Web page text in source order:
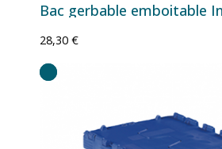
Bac gerbable emboitable
28,30 €